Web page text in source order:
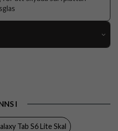
Grepp/hållare, Stativfunktion,
I
Tab S6 Lite Skal